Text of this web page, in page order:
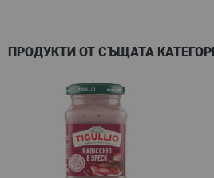
ПРОДУКТИ ОТ СЪЩАТА